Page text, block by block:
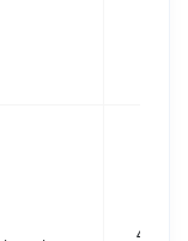
4000